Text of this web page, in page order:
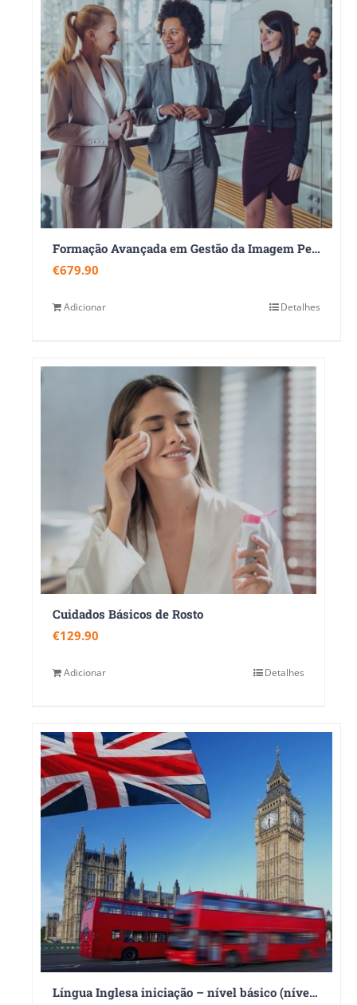
Formação Avançada em Gestão da Imagem Pessoal e Profissional
€679.90
Adicionar Detalhes
Cuidados Básicos de Rosto
€129.90
Adicionar Detalhes
Língua Inglesa iniciação – nível básico (nível A1 do QECR)